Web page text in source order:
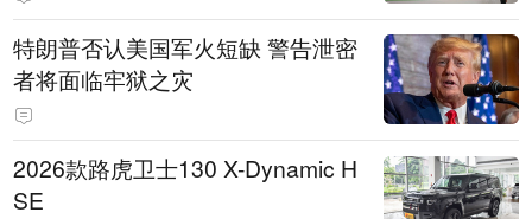
特朗普否认美国军火短缺 警告泄密
者将面临牢狱之灾
2026款路虎卫士130 X-Dynamic H
SE